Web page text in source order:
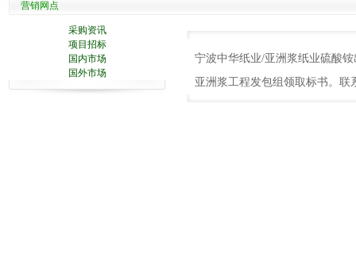
营销网点
采购资讯
项目招标
国内市场
国外市场
宁波中华纸业/亚洲浆纸业硫酸铵
亚洲浆工程发包组领取标书。联